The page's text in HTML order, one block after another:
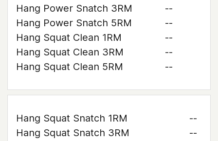
Hang Power Snatch 3RM
--
Hang Power Snatch 5RM
--
Hang Squat Clean 1RM
--
Hang Squat Clean 3RM
--
Hang Squat Clean 5RM
--
Hang Squat Snatch 1RM
--
Hang Squat Snatch 3RM
--